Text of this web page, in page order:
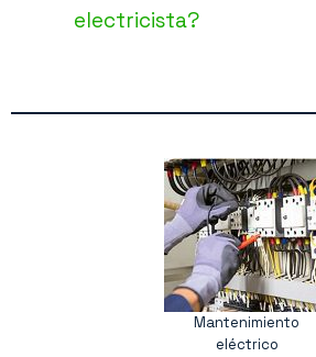
electricista?
Mantenimiento
eléctrico